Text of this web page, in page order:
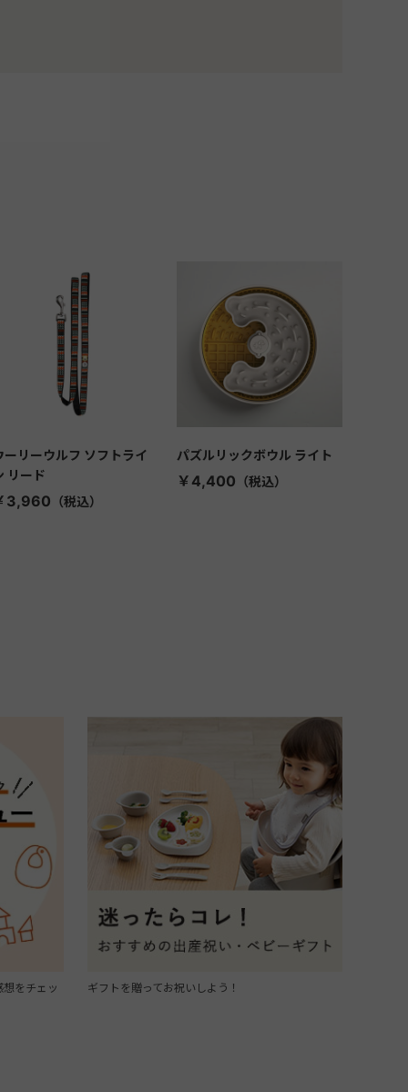
ーリーウルフ ソフトライ
リード
3,960
パズルリックボウル ライト
￥4,400
をチェッ ギフトを贈ってお祝いしよう！